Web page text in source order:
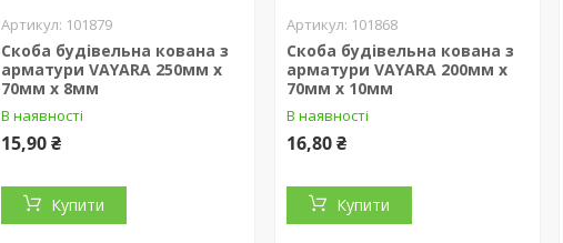
101879
Скоба будівельна кована з
арматури VAYARA 250мм х
70мм х 8мм
В наявності
15,90 ₴
Купити
101868
Скоба будівельна кована з
арматури VAYARA 200мм х
70мм х 10мм
В наявності
16,80 ₴
Купити